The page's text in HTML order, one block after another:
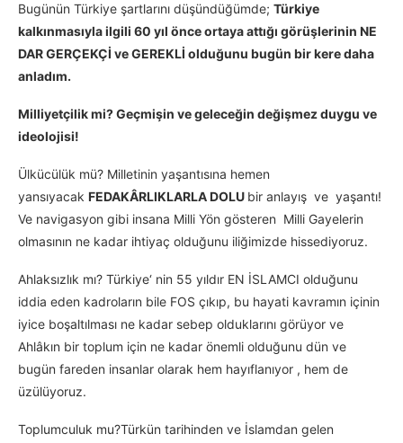
Bugünün Türkiye şartlarını düşündüğümde; Türkiye
kalkınmasıyla ilgili 60 yıl önce ortaya attığı görüşlerinin NE
DAR GERÇEKÇİ ve GEREKLİ olduğunu bugün bir kere daha
anladım.
Milliyetçilik mi? Geçmişin ve geleceğin değişmez duygu ve
ideolojisi!
Ülkücülük mü? Milletinin yaşantısına hemen
yansıyacak FEDAKÂRLIKLARLA DOLU bir anlayış ve yaşantı!
Ve navigasyon gibi insana Milli Yön gösteren Milli Gayelerin
olmasının ne kadar ihtiyaç olduğunu iliğimizde hissediyoruz.
Ahlaksızlık mı? Türkiye‘ nin 55 yıldır EN İSLAMCI olduğunu
iddia eden kadroların bile FOS çıkıp, bu hayati kavramın içinin
iyice boşaltılması ne kadar sebep olduklarını görüyor ve
Ahlâkın bir toplum için ne kadar önemli olduğunu dün ve
bugün fareden insanlar olarak hem hayıflanıyor , hem de
üzülüyoruz.
Toplumculuk mu?Türkün tarihinden ve İslamdan gelen